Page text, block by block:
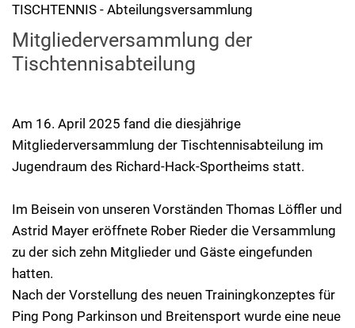
TISCHTENNIS - Abteilungsversammlung
Mitgliederversammlung der
Tischtennisabteilung
Am 16. April 2025 fand die diesjährige
Mitgliederversammlung der Tischtennisabteilung im
Jugendraum des Richard-Hack-Sportheims statt.
Im Beisein von unseren Vorständen Thomas Löffler und
Astrid Mayer eröffnete Rober Rieder die Versammlung
zu der sich zehn Mitglieder und Gäste eingefunden
hatten.
Nach der Vorstellung des neuen Trainingkonzeptes für
Ping Pong Parkinson und Breitensport wurde eine neue